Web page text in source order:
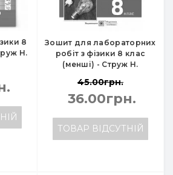
8
Н.
Зошит для лабораторних
робіт з фізики 8 клас
(менші) - Струж Н.
45.00грн.
36.00грн.
ТОВАР ВІДСУТНІЙ